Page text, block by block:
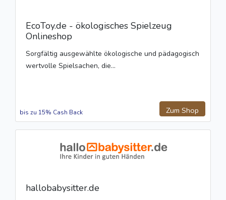
EcoToy.de - ökologisches Spielzeug
Onlineshop
Sorgfältig ausgewählte ökologische und pädagogisch
wertvolle Spielsachen, die...
Zum Shop
bis zu 15% Cash Back
hallobabysitter.de